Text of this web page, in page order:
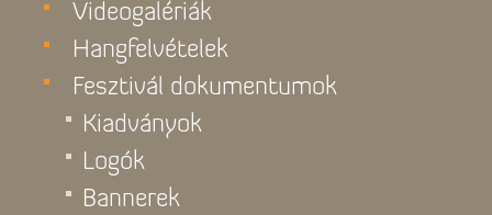
Videogalériák
Hangfelvételek
Fesztivál dokumentumok
Kiadványok
Logók
Bannerek